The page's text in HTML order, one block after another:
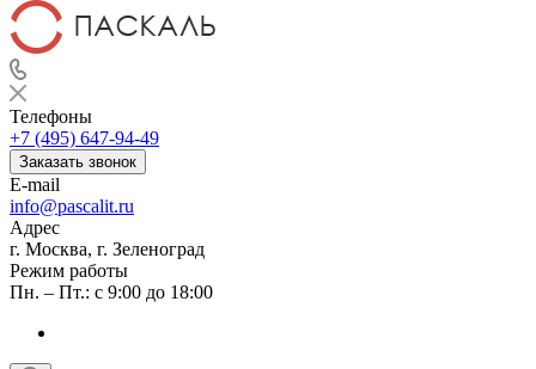
Телефоны
+7 (495) 647-94-49
Заказать звонок
E-mail
info@pascalit.ru
Адрес
г. Москва, г. Зеленоград
Режим работы
Пн. – Пт.: с 9:00 до 18:00